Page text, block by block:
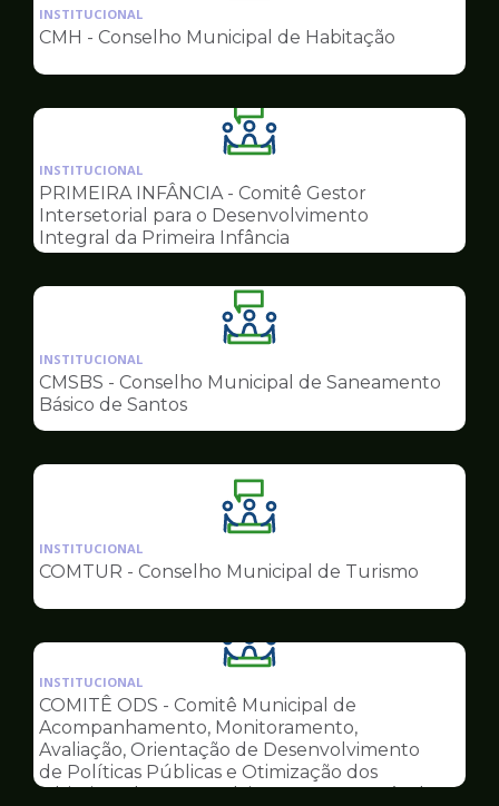
da
pagina
Conselhos
INSTITUCIONAL
CMH - Conselho Municipal de Habitação
Ilustração
da
pagina
de
Conselhos
INSTITUCIONAL
PRIMEIRA INFÂNCIA - Comitê Gestor
Intersetorial para o Desenvolvimento
Integral da Primeira Infância
Ilustração
da
pagina
Conselhos
INSTITUCIONAL
CMSBS - Conselho Municipal de Saneamento
Básico de Santos
Ilustração
da
pagina
Conselhos
INSTITUCIONAL
COMTUR - Conselho Municipal de Turismo
Ilustração
da
pagina
de
Conselhos
INSTITUCIONAL
COMITÊ ODS - Comitê Municipal de
Acompanhamento, Monitoramento,
Avaliação, Orientação de Desenvolvimento
de Políticas Públicas e Otimização dos
Objetivos do Desenvolvimento Sustentável